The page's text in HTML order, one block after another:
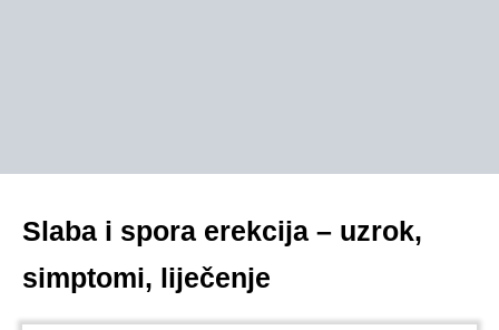
Slaba i spora erekcija – uzrok,
simptomi, liječenje